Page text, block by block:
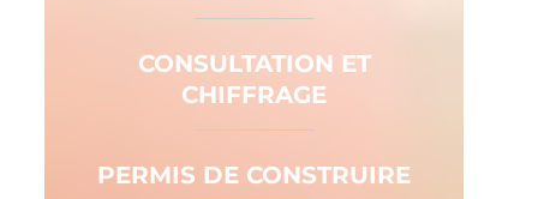
CONSULTATION ET
CHIFFRAGE
PERMIS DE CONSTRUIRE